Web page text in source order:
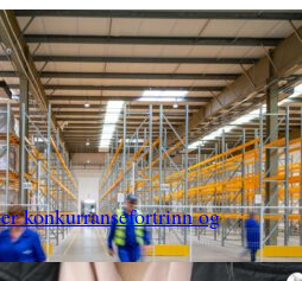
konkurransefortrinn og